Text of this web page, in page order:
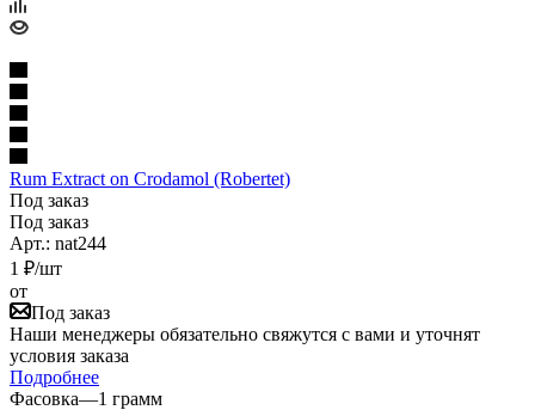
Rum Extract on Crodamol (Robertet)
Под заказ
Под заказ
Арт.: nat244
1 ₽/шт
от
Под заказ
Наши менеджеры обязательно свяжутся с вами и уточнят
условия заказа
Подробнее
Фасовка—1 грамм